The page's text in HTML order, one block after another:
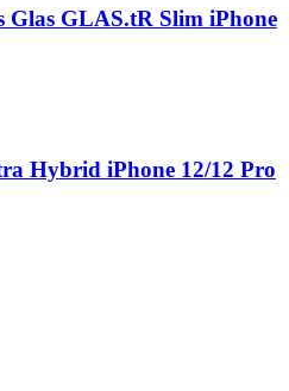
Glas GLAS.tR Slim iPhone
Hybrid iPhone 12/12 Pro